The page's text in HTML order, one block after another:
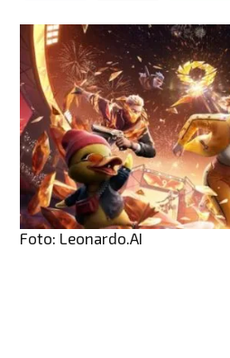
Foto: Leonardo.AI